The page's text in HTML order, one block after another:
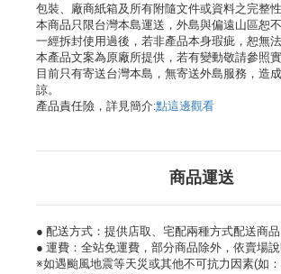
包裝、廠商紙箱及所有附隨文件或資料之完整
本商品只限台灣本島運送，外島與偏遠山區恕不
一經拆封使用過後，若非產品本身瑕疵，恕無
本產品文案為原廠所提供，若有變動敬請參照
目前只有寄送台灣本島，無寄送外島服務，造
諒。
產品責任險，詳見簡介:點這邊觀看
商品運送
● 配送方式：提供店取、宅配兩種方式配送商品
● 運費：全站免運費，部分商品除外，依賣場說
※如遇颱風地震等天災或其他不可抗力因素(如